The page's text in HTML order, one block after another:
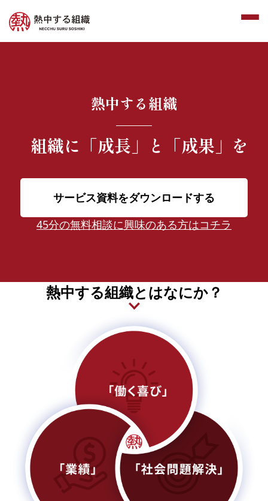
熱中する組織
組織に 「成長」と「成果」を
サービス資料をダウンロードする
45分の無料相談に興味のある方はコチラ
熱中する組織とはなにか？